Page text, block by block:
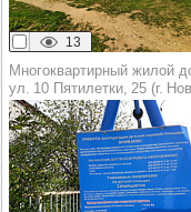
13
Многоквартирный жилой
ул. 10 Пятилетки, 25 (г.